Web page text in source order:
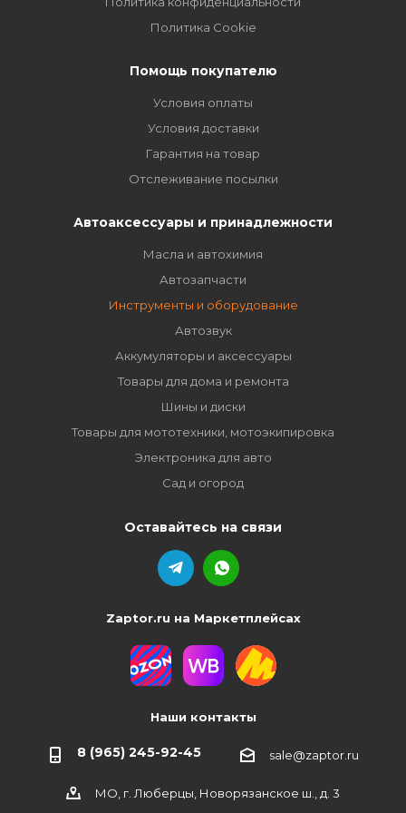
Политика Cookie
Помощь покупателю
Условия оплаты
Условия доставки
Гарантия на товар
Отслеживание посылки
Автоаксессуары и принадлежности
Масла и автохимия
Автозапчасти
Инструменты и оборудование
Автозвук
Аккумуляторы и аксессуары
Товары для дома и ремонта
Шины и диски
Товары для мототехники, мотоэкипировка
Электроника для авто
Сад и огород
Оставайтесь на связи
Zaptor.ru на Маркетплейсах
Наши контакты
8 (965) 245-92-45 sale@zaptor.ru
МО, г. Люберцы, Новорязанское ш., д. 3